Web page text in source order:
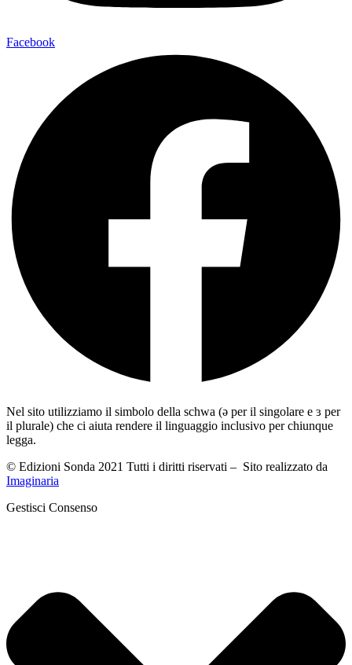
Facebook
Nel sito utilizziamo il simbolo della schwa (ə per il singolare e ɜ per
il plurale) che ci aiuta rendere il linguaggio inclusivo per chiunque
legga.
© Edizioni Sonda 2021 Tutti i diritti riservati – Sito realizzato da
Imaginaria
Gestisci Consenso